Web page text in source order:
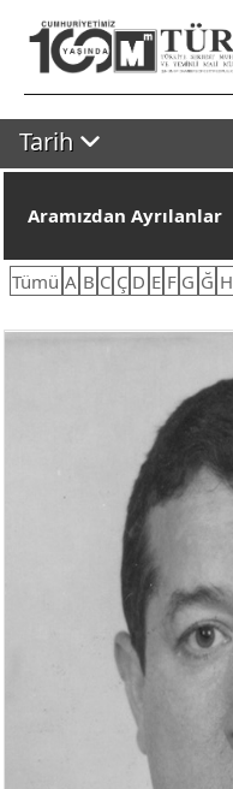
Tarih
Aramızdan Ayrılanlar
Tümü A B C Ç D E F G Ğ H